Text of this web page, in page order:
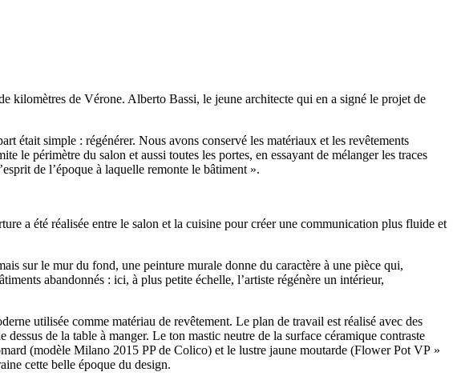
kilomètres de Vérone. Alberto Bassi, le jeune architecte qui en a signé le projet de
était simple : régénérer. Nous avons conservé les matériaux et les revêtements
le périmètre du salon et aussi toutes les portes, en essayant de mélanger les traces
de l’époque à laquelle remonte le bâtiment ».
a été réalisée entre le salon et la cuisine pour créer une communication plus fluide et
sur le mur du fond, une peinture murale donne du caractère à une pièce qui,
abandonnés : ici, à plus petite échelle, l’artiste régénère un intérieur,
utilisée comme matériau de revêtement. Le plan de travail est réalisé avec des
de la table à manger. Le ton mastic neutre de la surface céramique contraste
(modèle Milano 2015 PP de Colico) et le lustre jaune moutarde (Flower Pot VP »
cette belle époque du design.